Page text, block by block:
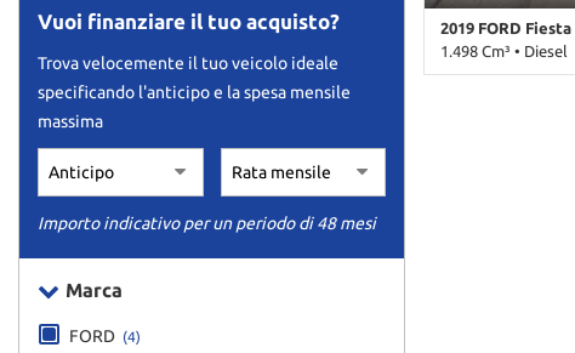
Vuoi finanziare il tuo acquisto?
Trova velocemente il tuo veicolo ideale
specificando l'anticipo e la spesa mensile
massima
Importo indicativo per un periodo di 48 mesi
Marca
FORD (4)
2019 FORD Fiesta
1.498 Cm³ • Diesel